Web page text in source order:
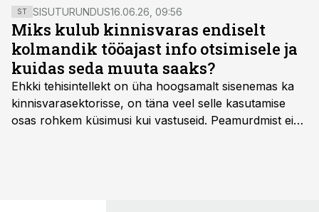
ST SISUTURUNDUS16.06.26, 09:56
Miks kulub kinnisvaras endiselt
kolmandik tööajast info otsimisele ja
kuidas seda muuta saaks?
Ehkki tehisintellekt on üha hoogsamalt sisenemas ka
kinnisvarasektorisse, on täna veel selle kasutamise
osas rohkem küsimusi kui vastuseid. Peamurdmist ei